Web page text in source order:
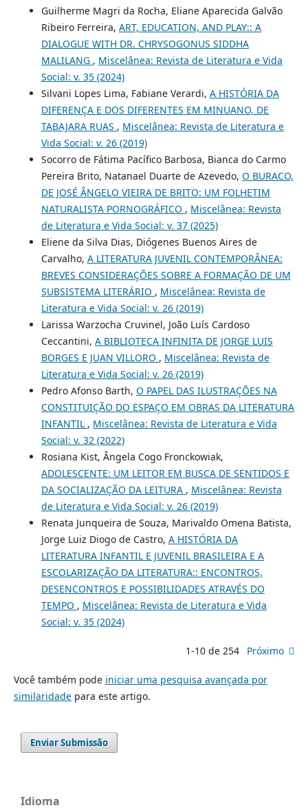
Guilherme Magri da Rocha, Eliane Aparecida Galvão
Ribeiro Ferreira, ART, EDUCATION, AND PLAY:: A
DIALOGUE WITH DR. CHRYSOGONUS SIDDHA
MALILANG , Miscelânea: Revista de Literatura e Vida
Social: v. 35 (2024)
Silvani Lopes Lima, Fabiane Verardi, A HISTÓRIA DA
DIFERENÇA E DOS DIFERENTES EM MINUANO, DE
TABAJARA RUAS , Miscelânea: Revista de Literatura e
Vida Social: v. 26 (2019)
Socorro de Fátima Pacífico Barbosa, Bianca do Carmo
Pereira Brito, Natanael Duarte de Azevedo, O BURACO,
DE JOSÉ ÂNGELO VIEIRA DE BRITO: UM FOLHETIM
NATURALISTA PORNOGRÁFICO , Miscelânea: Revista
de Literatura e Vida Social: v. 37 (2025)
Eliene da Silva Dias, Diógenes Buenos Aires de
Carvalho, A LITERATURA JUVENIL CONTEMPORÂNEA:
BREVES CONSIDERAÇÕES SOBRE A FORMAÇÃO DE UM
SUBSISTEMA LITERÁRIO , Miscelânea: Revista de
Literatura e Vida Social: v. 26 (2019)
Larissa Warzocha Cruvinel, João Luís Cardoso
Ceccantini, A BIBLIOTECA INFINITA DE JORGE LUIS
BORGES E JUAN VILLORO , Miscelânea: Revista de
Literatura e Vida Social: v. 26 (2019)
Pedro Afonso Barth, O PAPEL DAS ILUSTRAÇÕES NA
CONSTITUIÇÃO DO ESPAÇO EM OBRAS DA LITERATURA
INFANTIL , Miscelânea: Revista de Literatura e Vida
Social: v. 32 (2022)
Rosiana Kist, Ângela Cogo Fronckowiak,
ADOLESCENTE: UM LEITOR EM BUSCA DE SENTIDOS E
DA SOCIALIZAÇÃO DA LEITURA , Miscelânea: Revista
de Literatura e Vida Social: v. 26 (2019)
Renata Junqueira de Souza, Marivaldo Omena Batista,
Jorge Luiz Diogo de Castro, A HISTÓRIA DA
LITERATURA INFANTIL E JUVENIL BRASILEIRA E A
ESCOLARIZAÇÃO DA LITERATURA:: ENCONTROS,
DESENCONTROS E POSSIBILIDADES ATRAVÉS DO
TEMPO , Miscelânea: Revista de Literatura e Vida
Social: v. 35 (2024)
1-10 de 254 Próximo
Você também pode iniciar uma pesquisa avançada por
similaridadepara este artigo.
Enviar Submissão
Idioma